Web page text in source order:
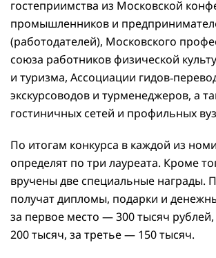
гостеприимства из Московской
промышленников и
(работодателей), Московского
союза работников физической
и туризма, Ассоциации
экскурсоводов и турменеджеров, а
гостиничных сетей и профильных
По итогам конкурса в каждой из
определят по три лауреата. Кроме
вручены две специальные награды.
получат дипломы, подарки и
за первое место — 300 тысяч
200 тысяч, за третье — 150 тысяч.